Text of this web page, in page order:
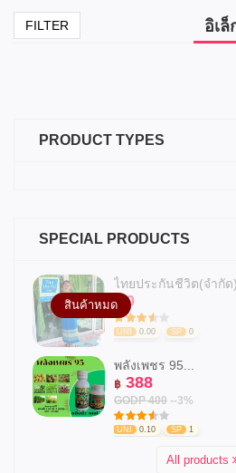
FILTER อิเ
PRODUCT TYPES
SPECIAL PRODUCTS
สินค้าหมด
ไทยประกันชีวิต(จำกัด
฿ 0
UNI 0.00 SP 0
พลังเพชร 95...
฿ 388
GODP 400 --3%
UNI 0.10 SP 1
All products